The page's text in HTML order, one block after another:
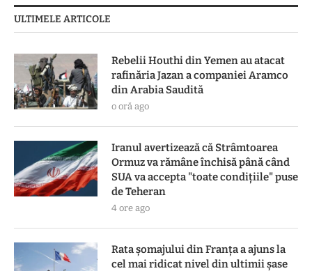
ULTIMELE ARTICOLE
Rebelii Houthi din Yemen au atacat
rafinăria Jazan a companiei Aramco
din Arabia Saudită
o oră ago
Iranul avertizează că Strâmtoarea
Ormuz va rămâne închisă până când
SUA va accepta "toate condiţiile" puse
de Teheran
4 ore ago
Rata șomajului din Franța a ajuns la
cel mai ridicat nivel din ultimii șase